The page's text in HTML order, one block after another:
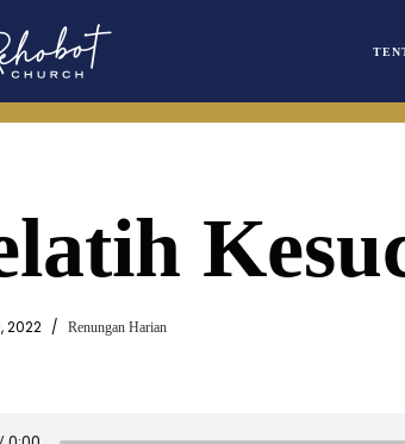
2022 Renungan Harian